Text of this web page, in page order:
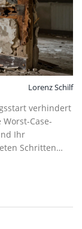
Lorenz Schilf
verhindert
Case-
Ihr
Schritten